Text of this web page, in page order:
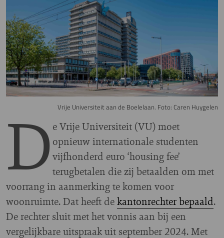
Vrije Universiteit aan de Boelelaan. Foto: Caren Huygelen
D e Vrije Universiteit (VU) moet
opnieuw internationale studenten
vijfhonderd euro ‘housing fee’
terugbetalen die zij betaalden om met
voorrang in aanmerking te komen voor
woonruimte. Dat heeft dekantonrechter bepaald.
De rechter sluit met het vonnis aan bij een
vergelijkbare uitspraak uit september 2024. Met